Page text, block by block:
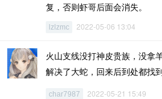
复，否则虾哥后面会消失。
lzlzmc 2022-05-06 13:04
火山支线没打神皮贵族，没拿
解决了大蛇，回来后到处都找
char7987 2022-05-21 15:49